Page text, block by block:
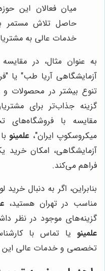
میان فعالان این
حاصل تلاش مستمر
خدمات عالی به
به عنوان مثال، در
آزمایشگاهی آریا طب" یا
تنوع بیشتر در محصولات
گزینه جذاب‌تر برای
مقایسه با
میکروسکوپ ایران"، علمینو
آزمایشگاهی، امکان خرید
فراهم می‌کند.
بنابراین، اگر به دنبال
مناسب در تهران هستید،
گزینه‌های موجود در نظر
علمینو یا تماس با
تخصصی و خدمات عالی این